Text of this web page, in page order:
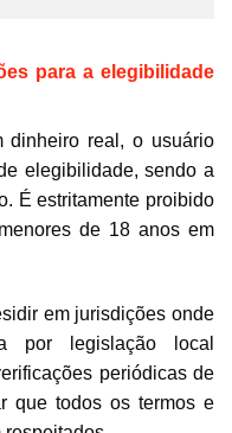
para a elegibilidade
dinheiro real, o usuário
elegibilidade, sendo a
É estritamente proibido
de 18 anos em
em jurisdições onde
por legislação local
periódicas de
que todos os termos e